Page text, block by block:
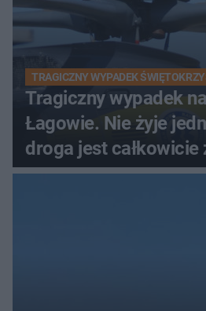
TRAGICZNY WYPADEK
Tragiczny wypadek
Łagowie. Nie żyje
droga jest